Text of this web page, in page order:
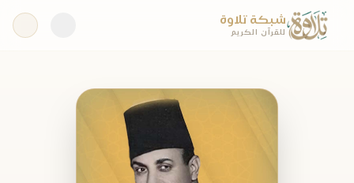
شبكة تلاوة
للقرآن الكريم